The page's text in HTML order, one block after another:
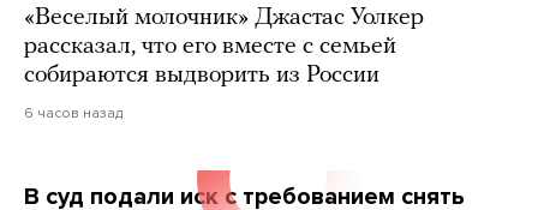
«Веселый молочник» Джастас Уолкер
рассказал, что его вместе с семьей
собираются выдворить из России
6 часов назад
В суд подали иск с требованием снять